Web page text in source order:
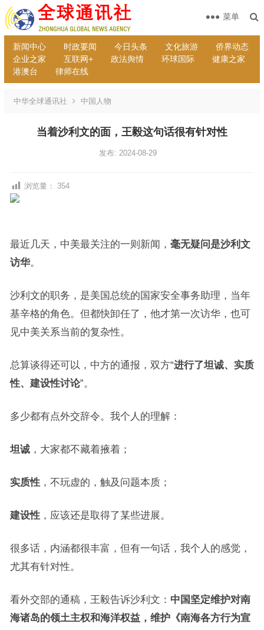
新闻中心 时政要闻 今日头条 文化旅游
侨界动态
企业之家
互联网+ 政法舆情 环球国际
健康之家
港澳台
律师在线
菜单
中华全球通讯社 中国人物
当着沙利文的面，王毅这句话很有针对性
发布: 2024-08-29
浏览量： 354
最近几天，中美最关注的一则新闻， 毫无疑问是沙利文
访华。
沙利文的职务，是美国总统的国家安全事务助理，当年
基辛格的角色。但都快卸任了，他才第一次访华，也可
见中美关系当前的复杂性。
总算谈得还可以，中方的通报，双方“进行了坦诚、实质
性、建设性讨论”。
多少都有点外交辞令。我个人的理解：
坦诚，大家都不藏着掖着；
实质性，不玩虚的，触及问题本质；
建设性，应该还是取得了某些进展。
很多话，内涵都很丰富，但有一句话，我个人的感觉，
尤其有针对性。
看外交部的通稿，王毅告诉沙利文： 中国坚定维护对南
海诸岛的领土主权和海洋权益，维护《南海各方行为宣